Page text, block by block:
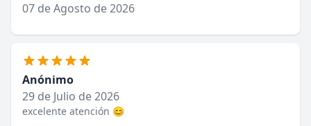
07 de Agosto de 2026
Anónimo
29 de Julio de 2026
excelente atención 😊